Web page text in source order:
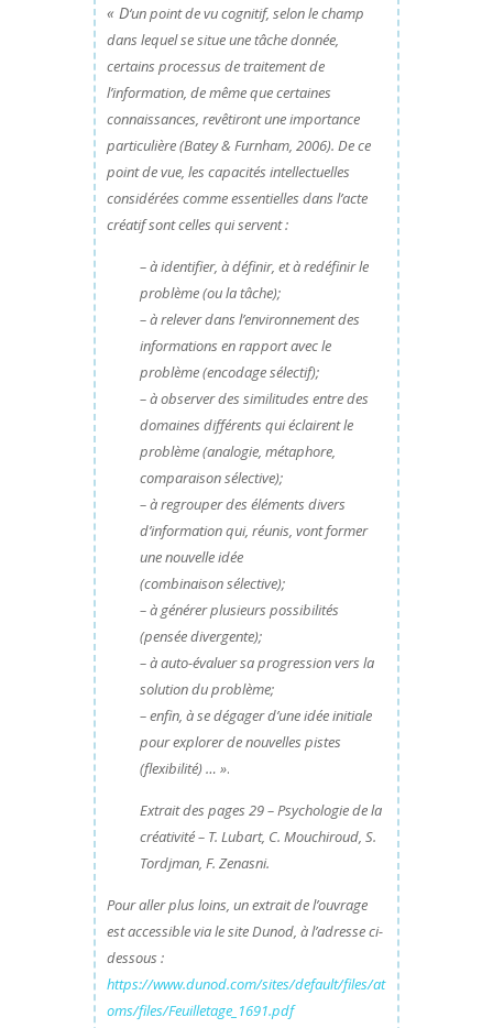
« D‘un point de vu cognitif, selon le champ
dans lequel se situe une tâche donnée,
certains processus de traitement de
l’information, de même que certaines
connaissances, revêtiront une importance
particulière (Batey & Furnham, 2006). De ce
point de vue, les capacités intellectuelles
considérées comme essentielles dans l’acte
créatif sont celles qui servent :
– à identifier, à définir, et à redéfinir le
problème (ou la tâche);
– à relever dans l’environnement des
informations en rapport avec le
problème (encodage sélectif);
– à observer des similitudes entre des
domaines différents qui éclairent le
problème (analogie, métaphore,
comparaison sélective);
– à regrouper des éléments divers
d’information qui, réunis, vont former
une nouvelle idée
(combinaison sélective);
– à générer plusieurs possibilités
(pensée divergente);
– à auto-évaluer sa progression vers la
solution du problème;
– enfin, à se dégager d’une idée initiale
pour explorer de nouvelles pistes
(flexibilité) … ».
Extrait des pages 29 – Psychologie de la
créativité – T. Lubart, C. Mouchiroud, S.
Tordjman, F. Zenasni.
Pour aller plus loins, un extrait de l’ouvrage
est accessible via le site Dunod, à l’adresse ci-
dessous :
https://www.dunod.com/sites/default/files/at
oms/files/Feuilletage_1691.pdf